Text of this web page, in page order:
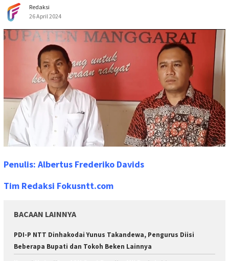
Redaksi
26 April 2024
Penulis: Albertus Frederiko Davids
Tim Redaksi Fokusntt.com
BACAAN LAINNYA
PDI-P NTT Dinhakodai Yunus Takandewa, Pengurus Diisi
Beberapa Bupati dan Tokoh Beken Lainnya